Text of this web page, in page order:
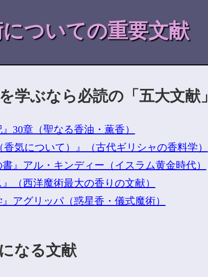
ついての重要文献
学ぶなら必読の「五大文献」
』30章（聖なる香油・薫香）
香気について）』（古代ギリシャの香料学）
書』アル・キンディー（イスラム黄金時代）
』（西洋魔術最大の香りの文献）
』アグリッパ（惑星香・儀式魔術）
なる文献